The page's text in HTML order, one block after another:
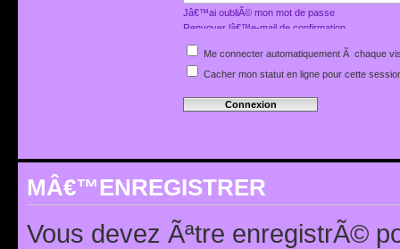
Jâ€™ai oubliÃ© mon mot de passe
Renvoyer lâ€™e-mail de confirmation
Me connecter automatiquement Ã chaque
Cacher mon statut en ligne pour cette
MÂ€™ENREGISTRER
Vous devez Ãªtre enregistrÃ©